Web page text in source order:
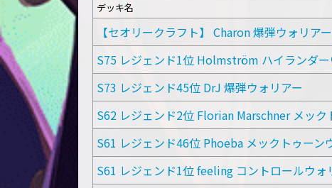
デッキ名
【セオリークラフト】 Charon 爆弾ウォリア
S75 レジェンド1位 Holmström ハイランダー
S73 レジェンド45位 DrJ 爆弾ウォリアー
S62 レジェンド2位 Florian Marschner メック
S61 レジェンド46位 Phoeba メックトゥーン
S61 レジェンド1位 feeling コントロールウォ